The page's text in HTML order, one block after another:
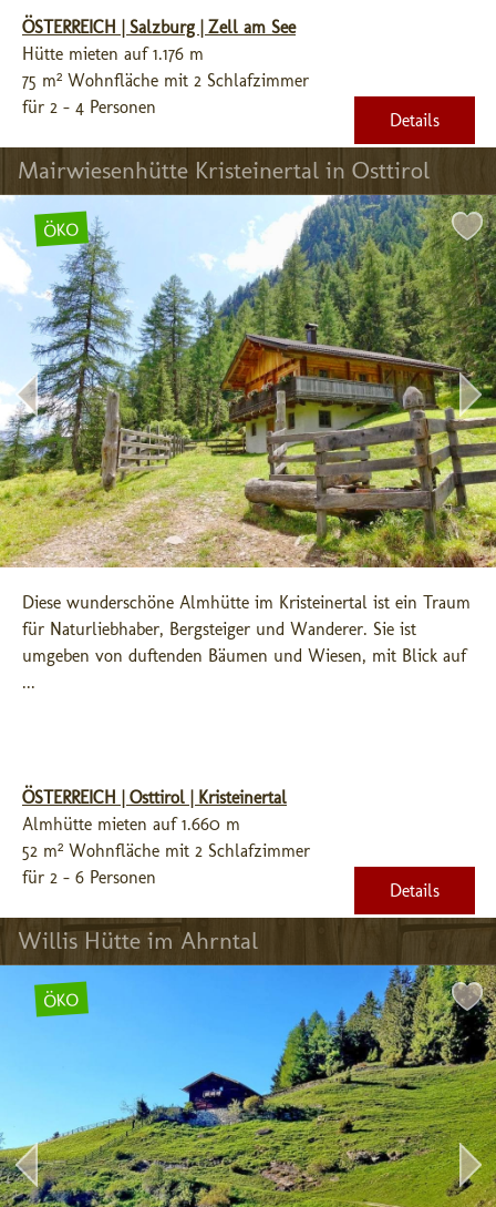
ÖSTERREICH | Salzburg | Zell am See
Hütte mieten auf 1.176 m
75 m² Wohnfläche mit 2 Schlafzimmer
für 2 - 4 Personen
Details
Mairwiesenhütte Kristeinertal in Osttirol
ÖKO
Diese wunderschöne Almhütte im Kristeinertal ist ein Traum
für Naturliebhaber, Bergsteiger und Wanderer. Sie ist
umgeben von duftenden Bäumen und Wiesen, mit Blick auf
...
ÖSTERREICH | Osttirol | Kristeinertal
Almhütte mieten auf 1.660 m
52 m² Wohnfläche mit 2 Schlafzimmer
für 2 - 6 Personen
Details
Willis Hütte im Ahrntal
ÖKO